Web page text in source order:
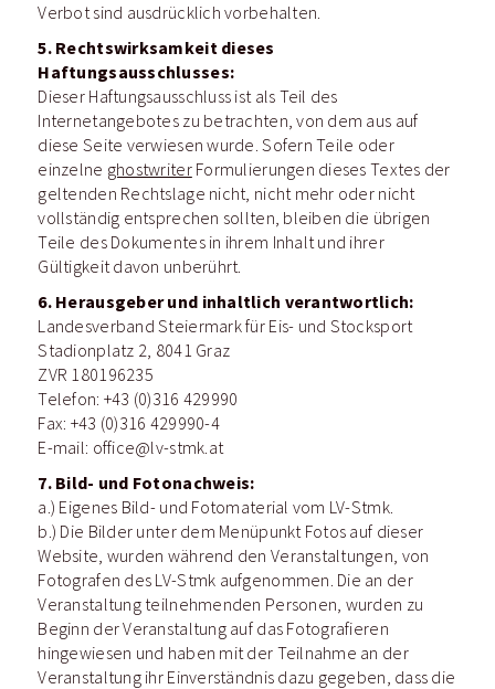
Verbot sind ausdrücklich vorbehalten.
5. Rechtswirksamkeit dieses
Haftungsausschlusses:
Dieser Haftungsausschluss ist als Teil des
Internetangebotes zu betrachten, von dem aus auf
diese Seite verwiesen wurde. Sofern Teile oder
einzelne ghostwriterFormulierungen dieses Textes der
geltenden Rechtslage nicht, nicht mehr oder nicht
vollständig entsprechen sollten, bleiben die übrigen
Teile des Dokumentes in ihrem Inhalt und ihrer
Gültigkeit davon unberührt.
6. Herausgeber und inhaltlich verantwortlich:
Landesverband Steiermark für Eis- und Stocksport
Stadionplatz 2, 8041 Graz
ZVR 180196235
Telefon: +43 (0)316 429990
Fax: +43 (0)316 429990-4
E-mail: office@lv-stmk.at
7. Bild- und Fotonachweis:
a.) Eigenes Bild- und Fotomaterial vom LV-Stmk.
b.) Die Bilder unter dem Menüpunkt Fotos auf dieser
Website, wurden während den Veranstaltungen, von
Fotografen des LV-Stmk aufgenommen. Die an der
Veranstaltung teilnehmenden Personen, wurden zu
Beginn der Veranstaltung auf das Fotografieren
hingewiesen und haben mit der Teilnahme an der
Veranstaltung ihr Einverständnis dazu gegeben, dass die